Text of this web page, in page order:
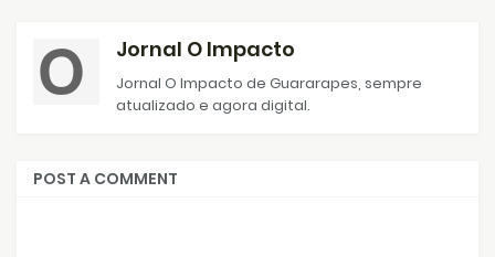
Jornal O Impacto
Jornal O Impacto de Guararapes, sempre
atualizado e agora digital.
POST A COMMENT